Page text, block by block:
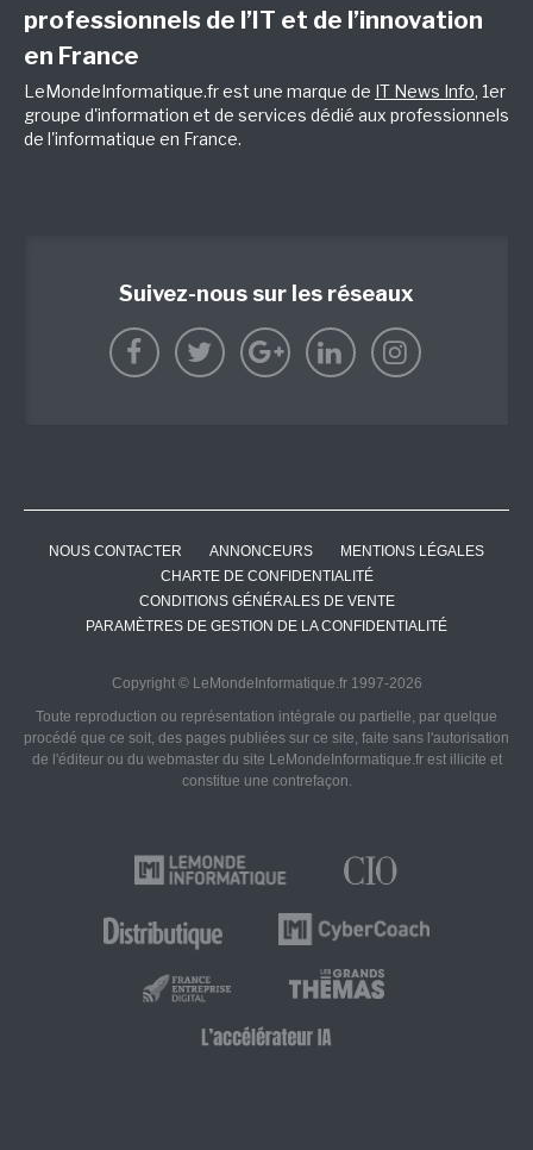
professionnels de l’IT et de l’innovation
en France
LeMondeInformatique.fr est une marque de IT News Info, 1er
groupe d'information et de services dédié aux professionnels
de l'informatique en France.
Suivez-nous sur les réseaux
NOUS CONTACTER ANNONCEURS
MENTIONS LÉGALES
CHARTE DE CONFIDENTIALITÉ
CONDITIONS GÉNÉRALES DE VENTE
PARAMÈTRES DE GESTION DE LA CONFIDENTIALITÉ
Copyright © LeMondeInformatique.fr 1997-2026
Toute reproduction ou représentation intégrale ou partielle, par quelque
procédé que ce soit, des pages publiées sur ce site, faite sans l'autorisation
de l'éditeur ou du webmaster du site LeMondeInformatique.fr est illicite et
constitue une contrefaçon.